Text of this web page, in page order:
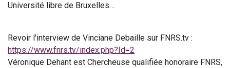
Université libre de Bruxelles…
Revoir l'interview de Vinciane Debaille sur FNRS.tv :
https://www.fnrs.tv/index.php?Id=2
Véronique Dehant est Chercheuse qualifiée honoraire FNRS,